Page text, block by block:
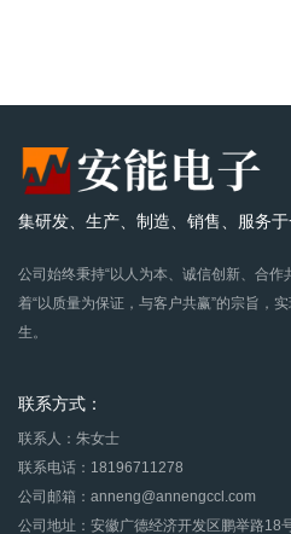
找不到
集研发、生产、制造、销售、服务
公司始终秉持“以人为本、诚信创新、合作
着“以质量为保证，与客户共赢”的宗旨，
生。
联系方式：
联系人：朱女士
联系电话：18196711278
公司邮箱：anneng@annengccl.com
公司地址：安徽广德经济开发区鹏举路18